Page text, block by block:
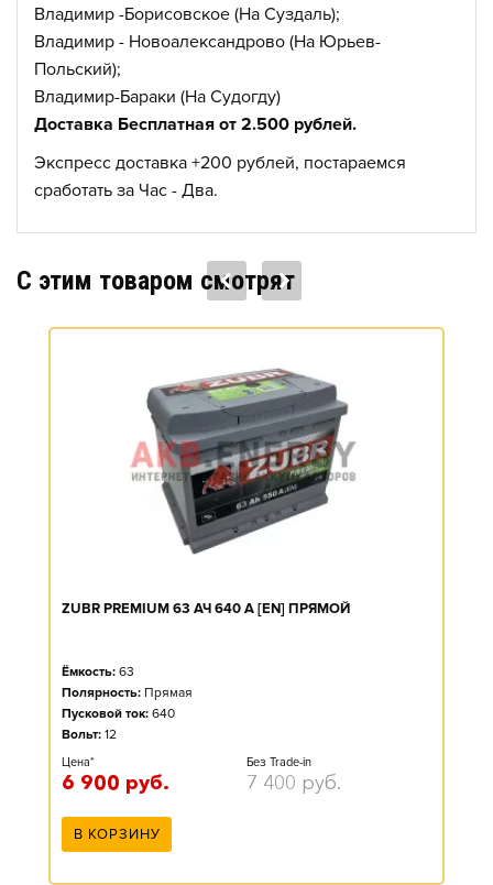
Владимир -Борисовское (На Суздаль);
Владимир - Новоалександрово (На Юрьев-
Польский);
Владимир-Бараки (На Судогду)
Доставка Бесплатная от 2.500 рублей.
Экспресс доставка +200 рублей, постараемся
сработать за Час - Два.
C этим товаром смотрят
ZUBR PREMIUM 63 АЧ 640 А [EN] ПРЯМОЙ
Ёмкость: 63
Полярность: Прямая
Пусковой ток: 640
Вольт: 12
Цена*
6 900 руб.
Без Trade-in
7 400 руб.
В КОРЗИНУ